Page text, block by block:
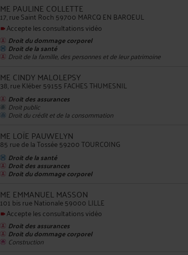
ME PAULINE COLLETTE
17, rue Saint Roch 59700 MARCQ EN BAROEUL
Accepte les consultations vidéo
Droit du dommage corporel
Droit de la santé
Droit de la famille, des personnes et de leur patrimoine
ME CINDY MALOLEPSY
38, rue Kléber 59155 FACHES THUMESNIL
Droit des assurances
Droit public
Droit du crédit et de la consommation
ME LOÏE PAUWELYN
85 rue de la Tossée 59200 TOURCOING
Droit de la santé
Droit des assurances
Droit du dommage corporel
ME EMMANUEL MASSON
101 bis rue Nationale 59000 LILLE
Accepte les consultations vidéo
Droit des assurances
Droit du dommage corporel
Construction